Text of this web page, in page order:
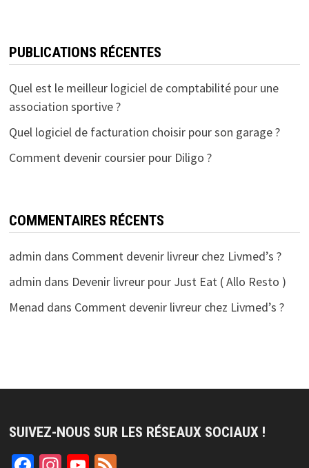
PUBLICATIONS RÉCENTES
Quel est le meilleur logiciel de comptabilité pour une
association sportive ?
Quel logiciel de facturation choisir pour son garage ?
Comment devenir coursier pour Diligo ?
COMMENTAIRES RÉCENTS
admin dans Comment devenir livreur chez Livmed’s ?
admin dans Devenir livreur pour Just Eat ( Allo Resto )
Menad dans Comment devenir livreur chez Livmed’s ?
SUIVEZ-NOUS SUR LES RÉSEAUX SOCIAUX !